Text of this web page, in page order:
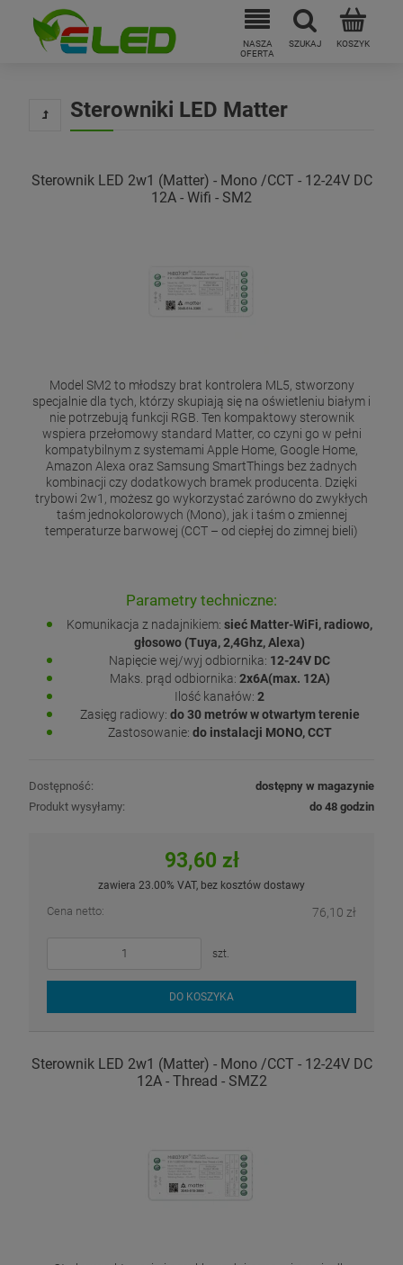
Sterowniki LED Matter
Sterownik LED 2w1 (Matter) - Mono /CCT - 12-24V DC
12A - Wifi - SM2
Model SM2 to młodszy brat kontrolera ML5, stworzony
specjalnie dla tych, którzy skupiają się na oświetleniu białym i
nie potrzebują funkcji RGB. Ten kompaktowy sterownik
wspiera przełomowy standard Matter, co czyni go w pełni
kompatybilnym z systemami Apple Home, Google Home,
Amazon Alexa oraz Samsung SmartThings bez żadnych
kombinacji czy dodatkowych bramek producenta. Dzięki
trybowi 2w1, możesz go wykorzystać zarówno do zwykłych
taśm jednokolorowych (Mono), jak i taśm o zmiennej
temperaturze barwowej (CCT – od ciepłej do zimnej bieli)
Parametry techniczne:
Komunikacja z nadajnikiem: sieć Matter-WiFi, radiowo,
głosowo (Tuya, 2,4Ghz, Alexa)
Napięcie wej/wyj odbiornika: 12-24V DC
Maks. prąd odbiornika: 2x6A(max. 12A)
Ilość kanałów: 2
Zasięg radiowy: do 30 metrów w otwartym terenie
Zastosowanie: do instalacji MONO, CCT
Dostępność:
dostępny w magazynie
Produkt wysyłamy:
do 48 godzin
93,60 zł
zawiera 23.00% VAT, bez kosztów dostawy
Cena netto: 76,10 zł
szt.
DO KOSZYKA
Sterownik LED 2w1 (Matter) - Mono /CCT - 12-24V DC
12A - Thread - SMZ2